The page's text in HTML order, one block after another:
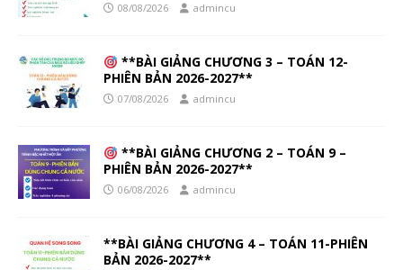
08/08/2026 admincu
**BÀI GIẢNG CHƯƠNG 3 – TOÁN 12-
PHIÊN BẢN 2026-2027**
07/08/2026 admincu
**BÀI GIẢNG CHƯƠNG 2 – TOÁN 9 –
PHIÊN BẢN 2026-2027**
06/08/2026 admincu
**BÀI GIẢNG CHƯƠNG 4 – TOÁN 11-PHIÊN
BẢN 2026-2027**